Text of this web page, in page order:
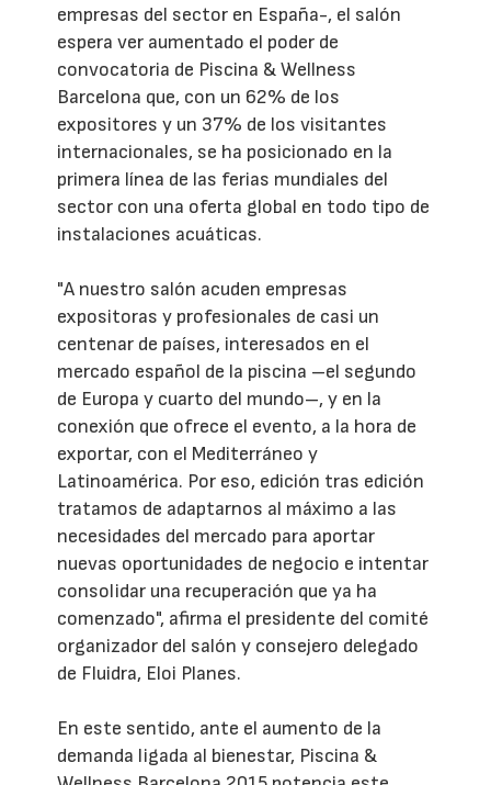
empresas del sector en España-, el salón
espera ver aumentado el poder de
convocatoria de Piscina & Wellness
Barcelona que, con un 62% de los
expositores y un 37% de los visitantes
internacionales, se ha posicionado en la
primera línea de las ferias mundiales del
sector con una oferta global en todo tipo de
instalaciones acuáticas.
"A nuestro salón acuden empresas
expositoras y profesionales de casi un
centenar de países, interesados en el
mercado español de la piscina –el segundo
de Europa y cuarto del mundo–, y en la
conexión que ofrece el evento, a la hora de
exportar, con el Mediterráneo y
Latinoamérica. Por eso, edición tras edición
tratamos de adaptarnos al máximo a las
necesidades del mercado para aportar
nuevas oportunidades de negocio e intentar
consolidar una recuperación que ya ha
comenzado", afirma el presidente del comité
organizador del salón y consejero delegado
de Fluidra, Eloi Planes.
En este sentido, ante el aumento de la
demanda ligada al bienestar, Piscina &